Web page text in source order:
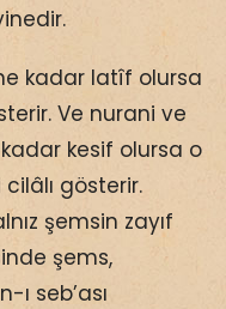
kadar latîf olursa
Ve nurani ve
kesif olursa o
gösterir.
şemsin zayıf
şems,
seb’ası